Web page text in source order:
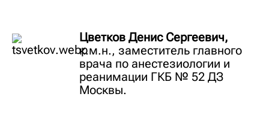
Цветков Денис Сергеевич,
к.м.н., заместитель главного
врача по анестезиологии и
реанимации ГКБ № 52 ДЗ
Москвы.